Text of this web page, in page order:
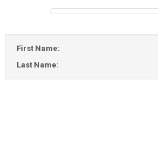
First Name:
Last Name: